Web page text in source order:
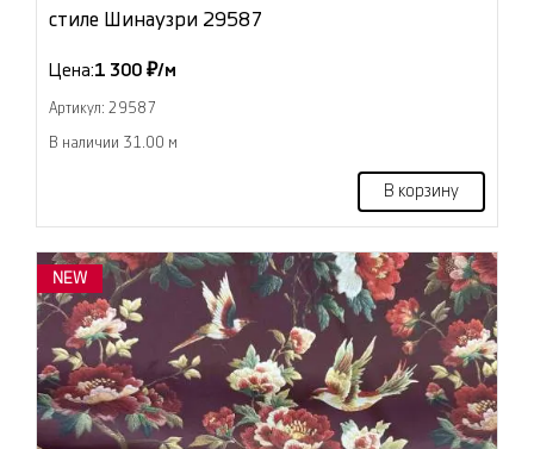
стиле Шинаузри 29587
Цена:1 300 ₽/м
Артикул: 29587
В наличии 31.00 м
В корзину
NEW